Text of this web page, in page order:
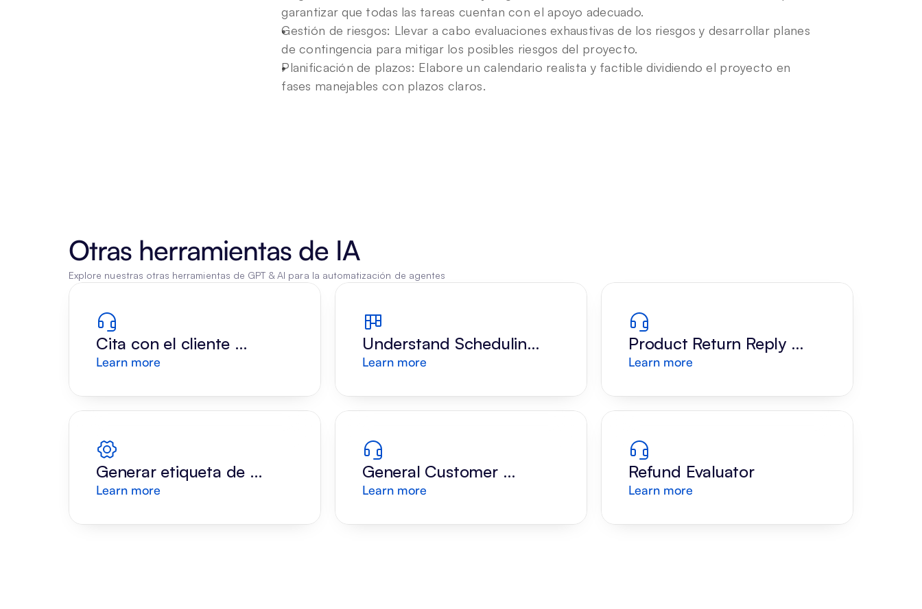
garantizar que todas las tareas cuentan con el apoyo adecuado.
Gestión de riesgos: Llevar a cabo evaluaciones exhaustivas de los riesgos y desarrollar planes
de contingencia para mitigar los posibles riesgos del proyecto.
Planificación de plazos: Elabore un calendario realista y factible dividiendo el proyecto en
fases manejables con plazos claros.
Otras herramientas de IA
Explore nuestras otras herramientas de GPT & AI para la automatización de agentes
Cita con el cliente
Respuesta
Learn more
Understand Scheduling
Request
Learn more
Product Return Reply
Draft
Learn more
Generar etiqueta de
envío
Learn more
General Customer
Support
Learn more
Refund Evaluator
Learn more